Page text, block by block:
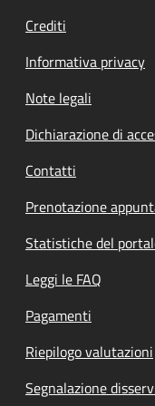
Crediti
Informativa privacy
Note legali
Dichiarazione di
Contatti
Prenotazione
Statistiche del
Leggi le FAQ
Pagamenti
Riepilogo valutazioni
Segnalazione